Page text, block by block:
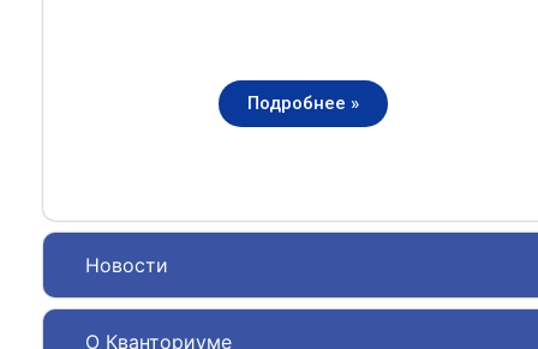
Новости
О Кванториуме
Подробнее »